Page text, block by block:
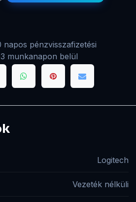
napos pénzvisszafizetési
munkanapon belül
Logitech
Vezeték nélküli